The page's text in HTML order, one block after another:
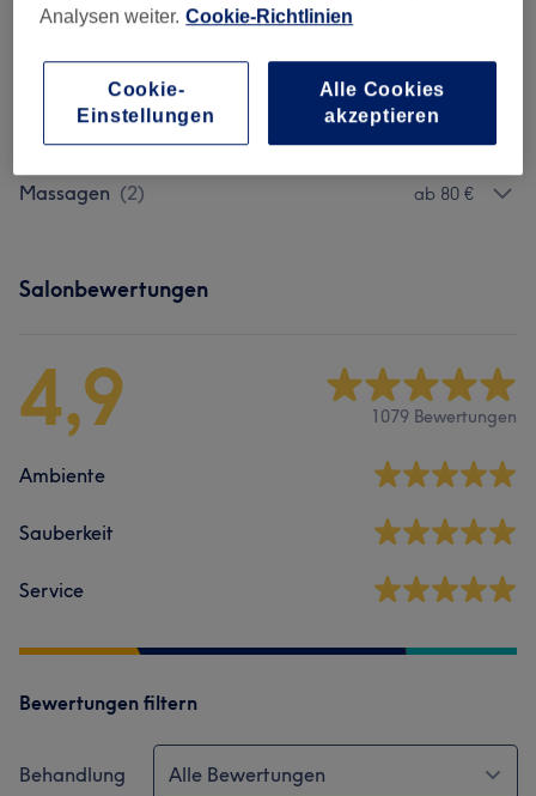
Alle Services
Thai Silk Massagen
Massagen (2) ab 80 €
Salonbewertungen
4,9 1079 Bewertungen
Ambiente
Sauberkeit
Service
Bewertungen filtern
Behandlung Alle Bewertungen
Analysen weiter. Cookie-Richtlinien
Cookie-
Einstellungen
Alle Cookies
akzeptieren